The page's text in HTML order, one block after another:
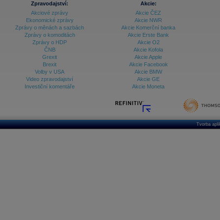
Archiv - Vývoj české koruny
Archiv analýz - Makroukazatele
Ceny průmyslových výrobců - Data a prognózy
Ceny průmyslových výrobců - Graf (ČR)
Ceny průmyslových výrobců - Kalendář (ČR)
Ceny průmyslových výrobců - Zpravodajství
Databanka - Ceny
Zpravodajství:
Akciové zprávy
Ekonomické zprávy
Zprávy o měnách a sazbách
Zprávy o komoditách
Zprávy o HDP
ČNB
Grexit
Brexit
Volby v USA
Video zpravodajství
Investiční komentáře
Akcie:
Akcie ČEZ
Akcie NWR
Akcie Komerční banka
Akcie Erste Bank
Akcie O2
Akcie Kofola
Akcie Apple
Akcie Facebook
Akcie BMW
Akcie GE
Akcie Moneta
Tvorba